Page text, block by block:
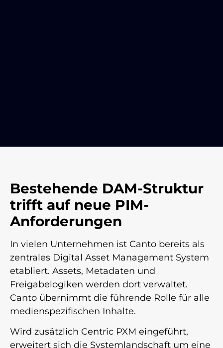
Bestehende DAM-Struktur
trifft auf neue PIM-
Anforderungen
In vielen Unternehmen ist Canto bereits als
zentrales Digital Asset Management System
etabliert. Assets, Metadaten und
Freigabelogiken werden dort verwaltet.
Canto übernimmt die führende Rolle für alle
medienspezifischen Inhalte.
Wird zusätzlich Centric PXM eingeführt,
erweitert sich die Systemlandschaft um eine